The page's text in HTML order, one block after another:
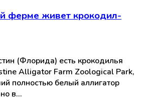
ферме живет крокодил-
(Флорида) есть крокодилья
Alligator Farm Zoological Park,
полностью белый аллигатор
в…